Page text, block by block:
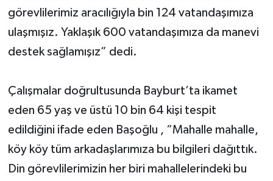
görevlilerimiz aracılığıyla bin 124 vatandaşımıza
ulaşmışız. Yaklaşık 600 vatandaşımıza da manevi
destek sağlamışız” dedi.
Çalışmalar doğrultusunda Bayburt’ta ikamet
eden 65 yaş ve üstü 10 bin 64 kişi tespit
edildiğini ifade eden Başoğlu , “Mahalle mahalle,
köy köy tüm arkadaşlarımıza bu bilgileri dağıttık.
Din görevlilerimizin her biri mahallelerindeki bu